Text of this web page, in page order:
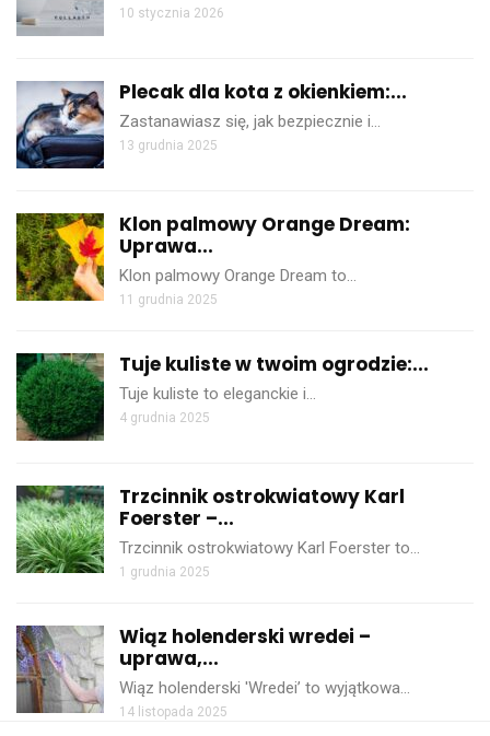
10 stycznia 2026
Plecak dla kota z okienkiem:...
Zastanawiasz się, jak bezpiecznie i…
13 grudnia 2025
Klon palmowy Orange Dream:
Uprawa...
Klon palmowy Orange Dream to…
11 grudnia 2025
Tuje kuliste w twoim ogrodzie:...
Tuje kuliste to eleganckie i…
4 grudnia 2025
Trzcinnik ostrokwiatowy Karl
Foerster –...
Trzcinnik ostrokwiatowy Karl Foerster to…
1 grudnia 2025
Wiąz holenderski wredei –
uprawa,...
Wiąz holenderski 'Wredei’ to wyjątkowa…
14 listopada 2025